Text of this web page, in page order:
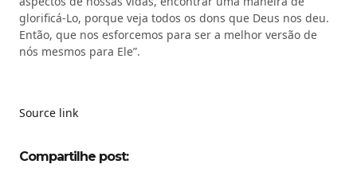
glorificá-Lo, porque veja todos os dons que Deus nos deu.
Então, que nos esforcemos para ser a melhor versão de
nós mesmos para Ele”.
Source link
Compartilhe post: